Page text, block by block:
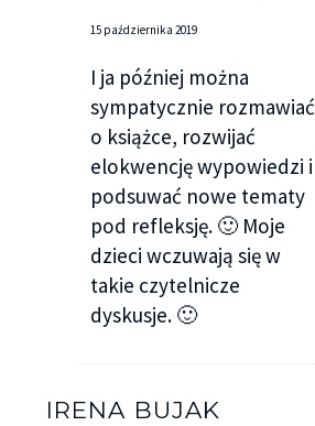
15 października 2019
I ja później można
sympatycznie rozmawiać
o książce, rozwijać
elokwencję wypowiedzi i
podsuwać nowe tematy
pod refleksję. 🙂 Moje
dzieci wczuwają się w
takie czytelnicze
dyskusje. 🙂
IRENA BUJAK